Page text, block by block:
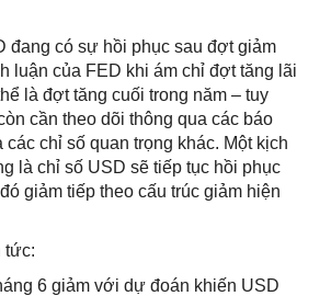
đang có sự hồi phục sau đợt giảm
luận của FED khi ám chỉ đợt tăng lãi
là đợt tăng cuối trong năm – tuy
cần theo dõi thông qua các báo
các chỉ số quan trọng khác. Một kịch
là chỉ số USD sẽ tiếp tục hồi phục
giảm tiếp theo cấu trúc giảm hiện
tức:
6 giảm với dự đoán khiến USD